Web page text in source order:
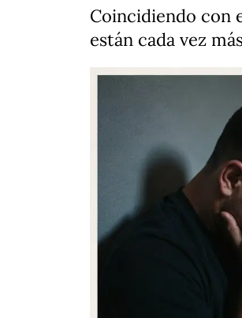
Coincidiendo con
están cada vez